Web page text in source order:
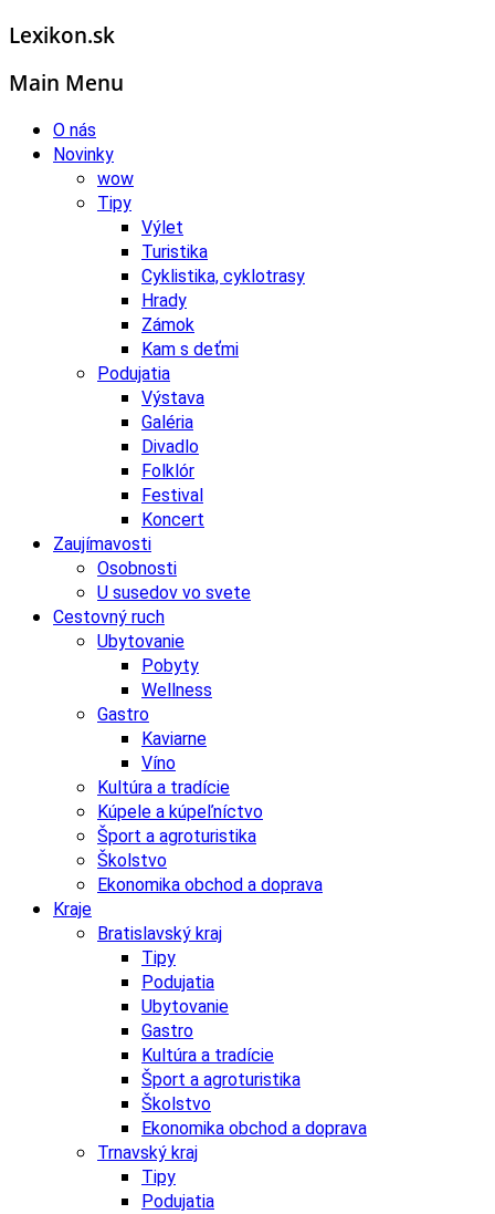
Lexikon.sk
Main Menu
O nás
Novinky
wow
Tipy
Výlet
Turistika
Cyklistika, cyklotrasy
Hrady
Zámok
Kam s deťmi
Podujatia
Výstava
Galéria
Divadlo
Folklór
Festival
Koncert
Zaujímavosti
Osobnosti
U susedov vo svete
Cestovný ruch
Ubytovanie
Pobyty
Wellness
Gastro
Kaviarne
Víno
Kultúra a tradície
Kúpele a kúpeľníctvo
Šport a agroturistika
Školstvo
Ekonomika obchod a doprava
Kraje
Bratislavský kraj
Tipy
Podujatia
Ubytovanie
Gastro
Kultúra a tradície
Šport a agroturistika
Školstvo
Ekonomika obchod a doprava
Trnavský kraj
Tipy
Podujatia